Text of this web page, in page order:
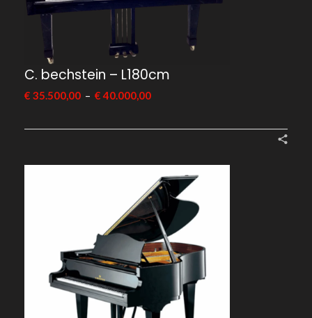
C. bechstein – L180cm
€ 35.500,00 – €40.000,00